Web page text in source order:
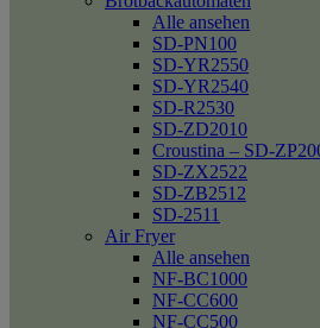
Alle ansehen
SD-PN100
SD-YR2550
SD-YR2540
SD-R2530
SD-ZD2010
Croustina – SD-
SD-ZX2522
SD-ZB2512
SD-2511
Air Fryer
Alle ansehen
NF-BC1000
NF-CC600
NF-CC500